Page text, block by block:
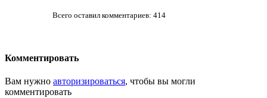
Всего оставил комментариев: 414
Комментировать
Вам нужно авторизироваться, чтобы вы могли
комментировать